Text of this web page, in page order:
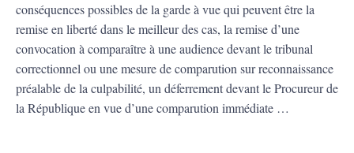
conséquences possibles de la garde à vue qui peuvent être la
remise en liberté dans le meilleur des cas, la remise d’une
convocation à comparaître à une audience devant le tribunal
correctionnel ou une mesure de comparution sur reconnaissance
préalable de la culpabilité, un déferrement devant le Procureur de
la République en vue d’une comparution immédiate …